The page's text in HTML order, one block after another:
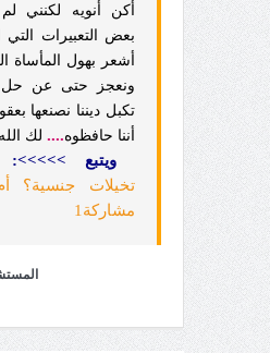
أكن أنويه لكنني
بعض التعبيرات التي
أشعر بهول المأساة
ونعجز حتى عن حل
تكبل ديننا نصنعها
أننا حافظوه.... لك
ويتبع >>>>>:
تخيلات جنسية؟
مشاركة1